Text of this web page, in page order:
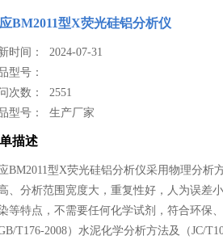
BM2011型X荧光硅铝分析仪
时间： 2024-07-31
型号：
次数： 2551
型号： 生产厂家
描述
BM2011型X荧光硅铝分析仪采用物理分析
、分析范围宽度大，重复性好，人为误差
等特点，不需要任何化学试剂，符合环保
GB/T176-2008）水泥化学分析方法及（JC/